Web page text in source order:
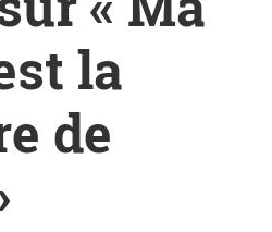
la
de